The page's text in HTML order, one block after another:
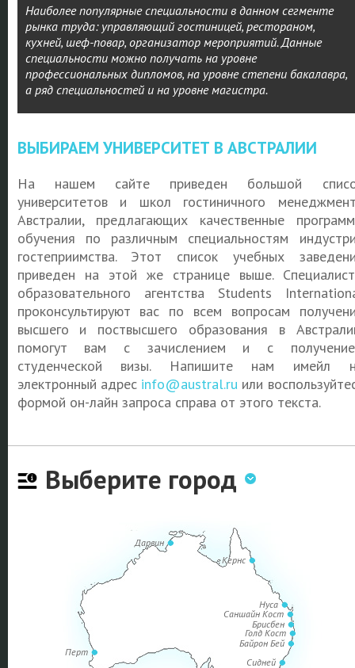
Наиболее популярные специальности в данном сегменте
рынка труда: управляющий гостиницей, рестораном,
кухней, шеф-повар, организатор мероприятий. Данные
специальности можно получать на уровне
профессиональных дипломов, на уровне степени бакалавра,
а ряд специальностей и на уровне магистра.
ВЫБИРАЕМ УНИВЕРСИТЕТ В АВСТРАЛИИ
На нашем сайте приведен большой
университетов и школ гостиничного
Австралии, предлагающих качественные
обучения по различным специальностям
гостеприимства. Этот список учебных
приведен на этой же странице выше.
образовательного агентства Students
проконсультируют вас по всем вопросам
высшего и поствысшего образования в
помогут вам с зачислением и с
студенческой визы. Напишите нам имейл
электронный адрес info@austral.ru или
формой он-лайн запроса справа от этого текста.
Выберите город
Сидней
Байрон Бей
Брисбен
Голд Кост
Кернс
Перт
Саншайн Кост
Нуса
Дарвин